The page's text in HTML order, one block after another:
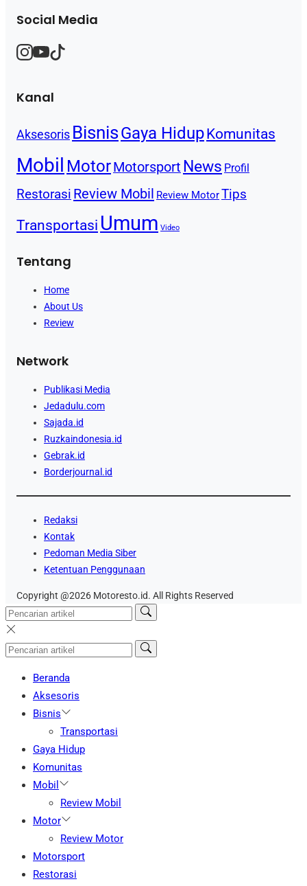
Social Media
Kanal
Aksesoris BisnisGaya HidupKomunitas
Mobil MotorMotorsport News Profil
Restorasi Review Mobil Review MotorTips
Transportasi Umum Video
Tentang
Home
About Us
Review
Network
Publikasi Media
Jedadulu.com
Sajada.id
Ruzkaindonesia.id
Gebrak.id
Borderjournal.id
Redaksi
Kontak
Pedoman Media Siber
Ketentuan Penggunaan
Copyright @2026 Motoresto.id. All Rights Reserved
Beranda
Aksesoris
Bisnis
Transportasi
Gaya Hidup
Komunitas
Mobil
Review Mobil
Motor
Review Motor
Motorsport
Restorasi